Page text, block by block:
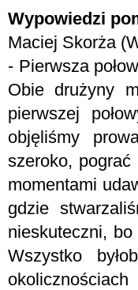
Wypowiedzi
Maciej Skorża
- Pierwsza
Obie drużyny
pierwszej
objęliśmy
szeroko,
momentami
gdzie
nieskuteczni,
Wszystko